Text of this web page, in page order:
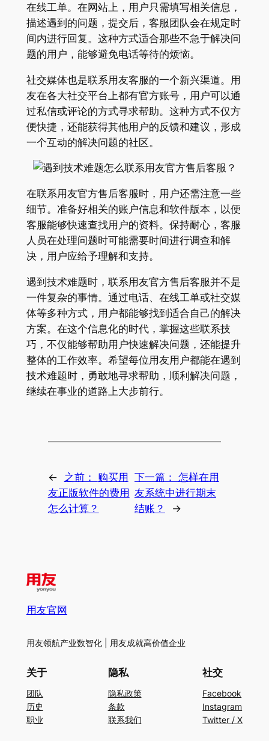
在线工单。在网站上，用户只需填写相关信息，
描述遇到的问题，提交后，客服团队会在规定时
间内进行回复。这种方式适合那些不急于解决问
题的用户，能够避免电话等待的烦恼。
社交媒体也是联系用友客服的一个新兴渠道。用
友在各大社交平台上都有官方账号，用户可以通
过私信或评论的方式寻求帮助。这种方式不仅方
便快捷，还能获得其他用户的反馈和建议，形成
一个互动的解决问题的社区。
在联系用友官方售后客服时，用户还需注意一些
细节。准备好相关的账户信息和软件版本，以便
客服能够快速查找用户的资料。保持耐心，客服
人员在处理问题时可能需要时间进行调查和解
决，用户应给予理解和支持。
遇到技术难题时，联系用友官方售后客服并不是
一件复杂的事情。通过电话、在线工单或社交媒
体等多种方式，用户都能够找到适合自己的解决
方案。在这个信息化的时代，掌握这些联系技
巧，不仅能够帮助用户快速解决问题，还能提升
整体的工作效率。希望每位用友用户都能在遇到
技术难题时，勇敢地寻求帮助，顺利解决问题，
继续在事业的道路上大步前行。
← 之前： 购买用
友正版软件的费用
怎么计算？
下一篇： 怎样在用
友系统中进行期末
结账？
→
用友官网
用友领航产业数智化 | 用友成就高价值企业
关于
团队
历史
职业
隐私
隐私政策
条款
联系我们
社交
Facebook
Instagram
Twitter / X